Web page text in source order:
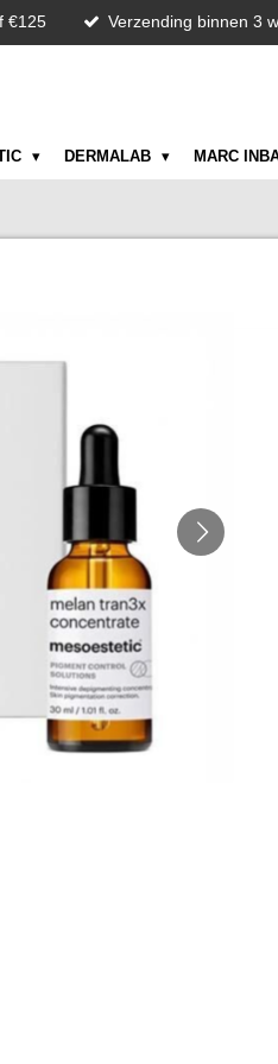
€125 Verzending binnen 3
DERMALAB MARC